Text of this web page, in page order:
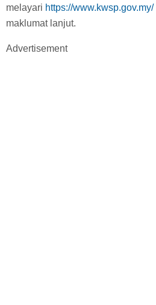
melayari https://www.kwsp.gov.my/
maklumat lanjut.
Advertisement